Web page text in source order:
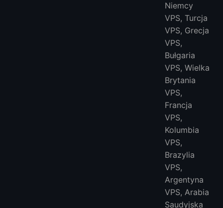
Niemcy
VPS, Turcja
VPS, Grecja
VPS,
Bułgaria
VPS, Wielka
Brytania
VPS,
Francja
VPS,
Kolumbia
VPS,
Brazylia
VPS,
Argentyna
VPS, Arabia
Saudyjska